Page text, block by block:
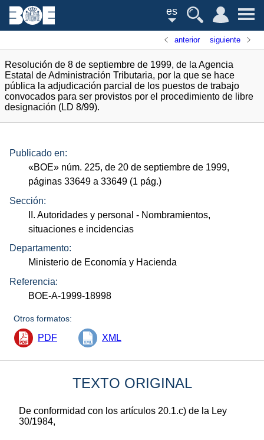
es
anterior siguiente
Resolución de 8 de septiembre de 1999, de la Agencia
Estatal de Administración Tributaria, por la que se hace
pública la adjudicación parcial de los puestos de trabajo
convocados para ser provistos por el procedimiento de libre
designación (LD 8/99).
Publicado en:
«BOE» núm. 225, de 20 de septiembre de 1999,
páginas 33649 a 33649 (1 pág.)
Sección:
II. Autoridades y personal - Nombramientos,
situaciones e incidencias
Departamento:
Ministerio de Economía y Hacienda
Referencia:
BOE-A-1999-18998
Otros formatos:
PDF XML
TEXTO ORIGINAL
De conformidad con los artículos 20.1.c) de la Ley
30/1984,